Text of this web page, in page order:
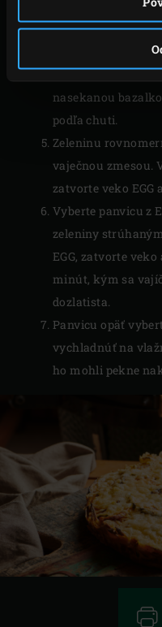
Panvicu vyberte z
vychladnúť.
žĺtkami,
nasekanou
podľa chuti.
Zeleninu
vaječnou zmesou.
zatvorte veko EGG
Vyberte panvicu z
zeleniny
EGG, zatvorte
minút, kým sa
dozlatista.
Panvicu opäť
vychladnúť na
ho mohli pekne